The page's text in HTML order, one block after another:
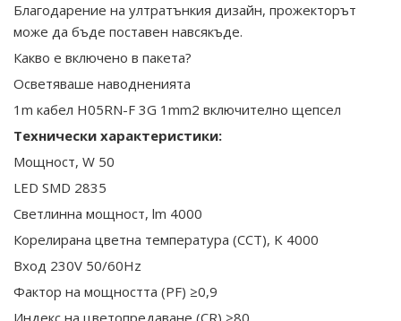
Благодарение на ултратънкия дизайн, прожекторът
може да бъде поставен навсякъде.
Какво е включено в пакета?
Осветяваше наводненията
1m кабел H05RN-F 3G 1mm2 включително щепсел
Технически характеристики:
Мощност, W 50
LED SMD 2835
Светлинна мощност, lm 4000
Корелирана цветна температура (CCT), K 4000
Вход 230V 50/60Hz
Фактор на мощността (PF) ≥0,9
Индекс на цветопредаване (CR) ≥80